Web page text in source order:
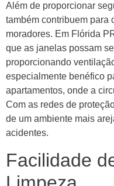
Além de proporcionar
também contribuem para
moradores. Em Flórida
que as janelas possam
proporcionando
especialmente benéfico
apartamentos, onde a
Com as redes de
de um ambiente mais
acidentes.
Facilidade